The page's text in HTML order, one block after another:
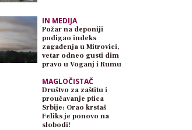
IN MEDIJA
Požar na deponiji
podigao indeks
zagađenja u Mitrovici,
vetar odneo gusti dim
pravo u Voganj i Rumu
MAGLOČISTAČ
Društvo za zaštitu i
proučavanje ptica
Srbije: Orao krstaš
Feliks je ponovo na
slobodi!